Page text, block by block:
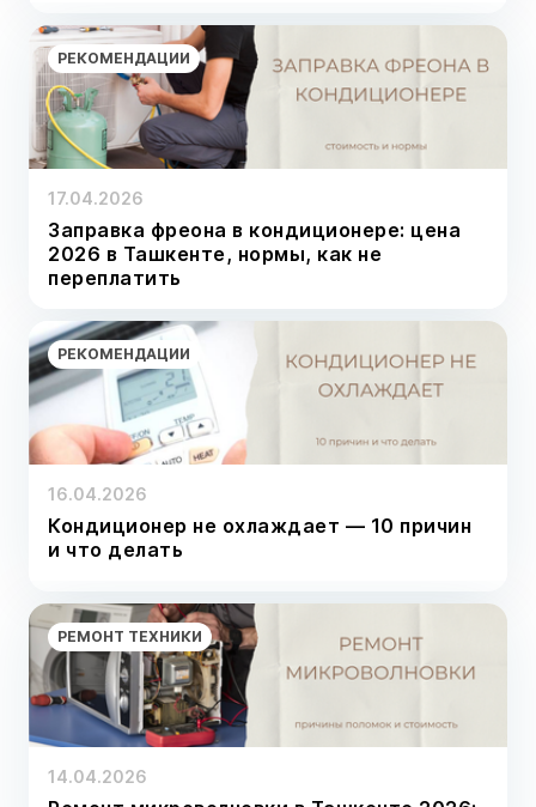
РЕКОМЕНДАЦИИ
17.04.2026
Заправка фреона в кондиционере: цена
2026 в Ташкенте, нормы, как не
переплатить
РЕКОМЕНДАЦИИ
16.04.2026
Кондиционер не охлаждает — 10 причин
и что делать
РЕМОНТ ТЕХНИКИ
14.04.2026